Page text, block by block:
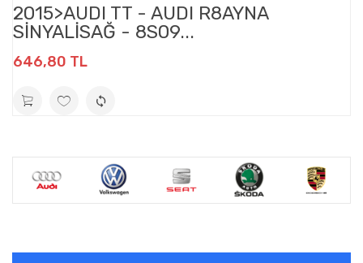
2015>AUDI TT - AUDI R8AYNA
SİNYALİSAĞ - 8S09...
646,80 TL